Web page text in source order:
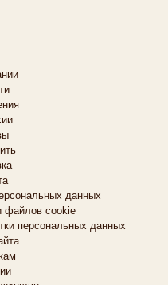
данных
файлов cookie
персональных данных